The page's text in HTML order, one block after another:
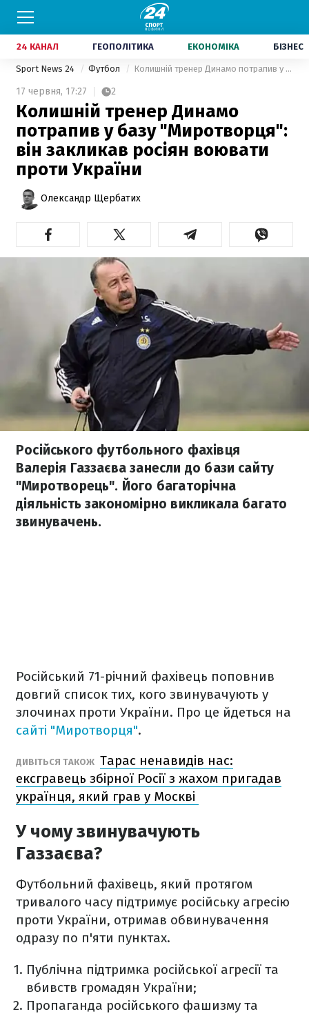
24 КАНАЛ ГЕОПОЛІТИКА ЕКОНОМІКА БІЗНЕС
Sport News 24 Футбол Колишній тренер Динамо потрапив у базу "Миротворця": він закликав росіян воювати проти України
17 червня, 17:27 2
Колишній тренер Динамо
потрапив у базу "Миротворця":
він закликав росіян воювати
проти України
Олександр Щербатих
Російського футбольного фахівця
Валерія Газзаєва занесли до бази сайту
"Миротворець". Його багаторічна
діяльність закономірно викликала багато
звинувачень.
Російський 71-річний фахівець поповнив
довгий список тих, кого звинувачують у
злочинах проти України. Про це йдеться на
сайті "Миротворця".
ДИВІТЬСЯ ТАКОЖ Тарас ненавидів нас:
ексгравець збірної Росії з жахом пригадав
українця, який грав у Москві
У чому звинувачують
Газзаєва?
Футбольний фахівець, який протягом
тривалого часу підтримує російську агресію
проти України, отримав обвинувачення
одразу по п'яти пунктах.
Публічна підтримка російської агресії та
вбивств громадян України;
Пропаганда російського фашизму та